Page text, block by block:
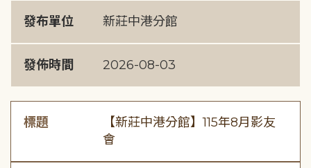
發布單位 新莊中港分館
發佈時間 2026-08-03
標題
【新莊中港分館】115年8月影友
會